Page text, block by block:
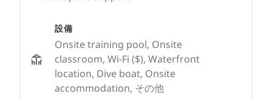
設備
Onsite training pool, Onsite
classroom, Wi-Fi ($), Waterfront
location, Dive boat, Onsite
accommodation, その他